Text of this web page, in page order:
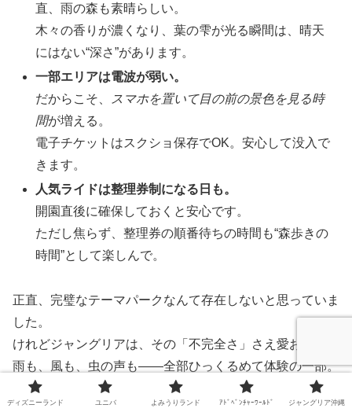
直、雨の森も素晴らしい。
木々の香りが濃くなり、葉の雫が光る瞬間は、晴天
にはない“深さ”があります。
一部エリアは電波が弱い。
だからこそ、
スマホを置いて目の前の景色を見る時
間が増える。
電子チケットはスクショ保存でOK。安心して没入で
きます。
人気ライドは整理券制になる日も。
開園直後に確保しておくと安心です。
ただし焦らず、整理券の順番待ちの時間も“森歩きの
時間”として楽しんで。
正直、完璧なテーマパークなんて存在しないと思っていま
した。
けれどジャングリアは、その「不完全さ」さえ愛おしい。
雨も、風も、虫の声も――全部ひっくるめて体験の一部。
それが、他のどんなパークにもない
“生きている感動”で
ディズニーランド ユニバ よみうりランド ｱﾄﾞﾍﾞﾝﾁｬｰﾜｰﾙﾄﾞ ジャングリア沖縄